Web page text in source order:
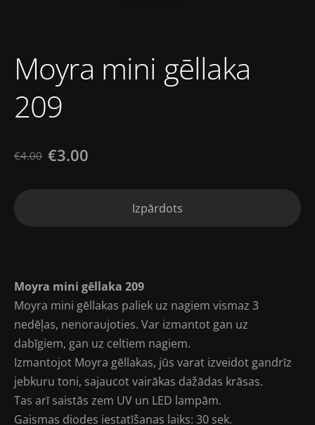
Moyra mini gēllaka
209
€4.00 €3.00
Izpārdots
Moyra mini gēllaka 209
Moyra mini gēllakas paliek uz nagiem vismaz 3
nedēļas, nenoraujoties. Var izmantot gan uz
dabīgiem, gan uz celtiem nagiem.
Izmantojot Moyra gēllakas, jūs varat izveidot gandrīz
jebkuru toni, sajaucot vairākas dažādas krāsas.
Tas arī saistās zem UV un LED lampām.
Gaismas diodes iestatīšanas laiks: 30 sek.